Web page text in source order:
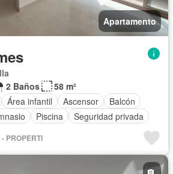
Apartamento
2 Baños
58 m²
Área infantil Ascensor
Balcón
Piscina Seguridad privada
PROPERTI